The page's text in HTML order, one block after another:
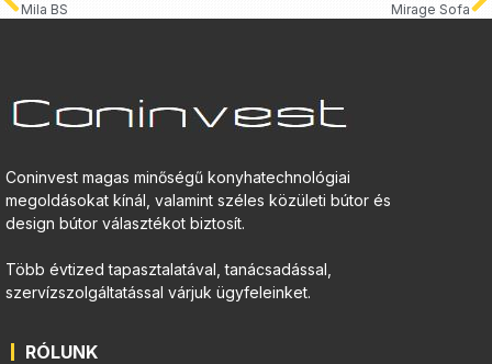
Mila BS Mirage Sofa
Coninvest magas minőségű konyhatechnológiai
megoldásokat kínál, valamint széles közületi bútor és
design bútor választékot biztosít.
Több évtized tapasztalatával, tanácsadással,
szervízszolgáltatással várjuk ügyfeleinket.
RÓLUNK